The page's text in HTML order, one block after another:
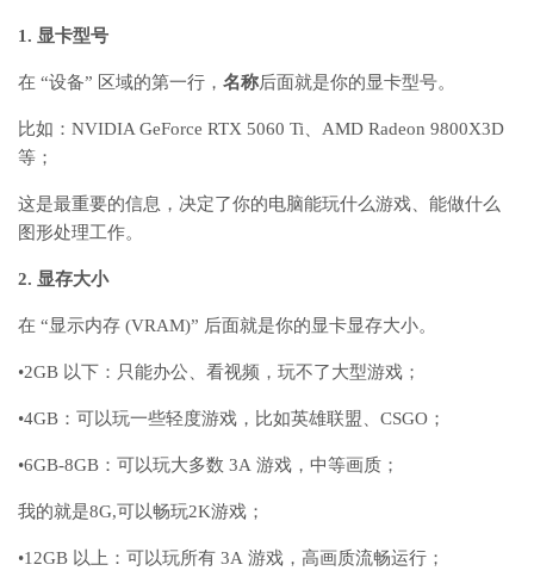
1. 显卡型号
在 “设备” 区域的第一行， 名称后面就是你的显卡型号。
比如： NVIDIA GeForce RTX 5060 Ti
AMD Radeon 9800X3D
等；
这是最重要的信息，决定了你的电脑能玩什么游戏、能做什么
图形处理工作。
2. 显存大小
在 “显示内存 (VRAM)” 后面就是你的显卡显存大小。
•2GB 以下：只能办公、看视频，玩不了大型游戏；
•4GB ：可以玩一些轻度游戏，比如英雄联盟、 CSGO；
•6GB-8GB ：可以玩大多数 3A 游戏，中等画质；
我的就是8G,可以畅玩2K游戏；
•12GB 以上：可以玩所有 3A 游戏，高画质流畅运行；